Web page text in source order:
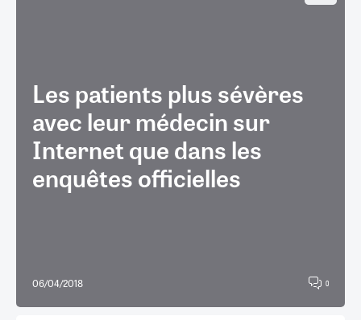
Les patients plus sévères
avec leur médecin sur
Internet que dans les
enquêtes officielles
06/04/2018 0